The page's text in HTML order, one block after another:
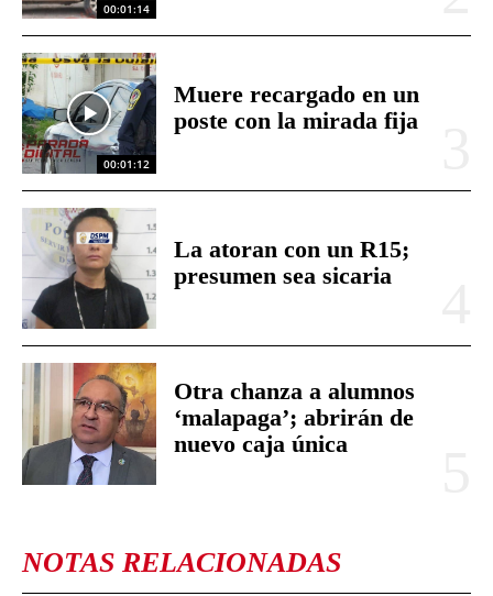
00:01:14
00:01:12
Muere recargado en un
poste con la mirada fija
La atoran con un R15;
presumen sea sicaria
Otra chanza a alumnos
‘malapaga’; abrirán de
nuevo caja única
NOTAS RELACIONADAS